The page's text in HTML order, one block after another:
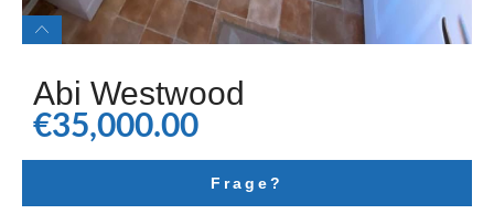
Abi Westwood
€35,000.00
Frage?